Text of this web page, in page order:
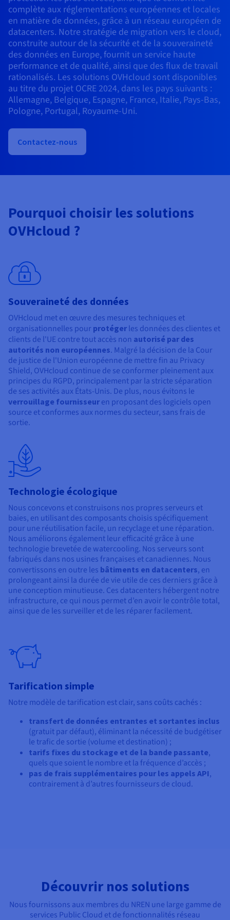
Tarifs
Disponibilités par régions
Documentation
Roadmap & Changelog
Roadmap & Changelog
Roadmap & Changelog
complète aux réglementations européennes et locales
en matière de données, grâce à un réseau européen de
datacenters. Notre stratégie de migration vers le cloud,
construite autour de la sécurité et de la souveraineté
des données en Europe, fournit un service haute
performance et de qualité, ainsi que des flux de travail
rationalisés. Les solutions OVHcloud sont disponibles
au titre du projet OCRE 2024, dans les pays suivants :
Allemagne, Belgique, Espagne, France, Italie, Pays-Bas,
Pologne, Portugal, Royaume-Uni.
Contactez-nous
Pourquoi choisir les solutions
OVHcloud ?
Souveraineté des données
OVHcloud met en œuvre des mesures techniques et
organisationnelles pour protéger les données des clientes et
clients de l'UE contre tout accès non autorisé par des
autorités non européennes. Malgré la décision de la Cour
de justice de l'Union européenne de mettre fin au Privacy
Shield, OVHcloud continue de se conformer pleinement aux
principes du RGPD, principalement par la stricte séparation
de ses activités aux États-Unis. De plus, nous évitons le
verrouillage fournisseur en proposant des logiciels open
source et conformes aux normes du secteur, sans frais de
sortie.
Technologie écologique
Nous concevons et construisons nos propres serveurs et
baies, en utilisant des composants choisis spécifiquement
pour une réutilisation facile, un recyclage et une réparation.
Nous améliorons également leur efficacité grâce à une
technologie brevetée de watercooling. Nos serveurs sont
fabriqués dans nos usines françaises et canadiennes. Nous
convertissons en outre les bâtiments en datacenters, en
prolongeant ainsi la durée de vie utile de ces derniers grâce à
une conception minutieuse. Ces datacenters hébergent notre
infrastructure, ce qui nous permet d’en avoir le contrôle total,
ainsi que de les surveiller et de les réparer facilement.
Tarification simple
Notre modèle de tarification est clair, sans coûts cachés :
transfert de données entrantes et sortantes inclus
(gratuit par défaut), éliminant la nécessité de budgétiser
le trafic de sortie (volume et destination) ;
tarifs fixes du stockage et de la bande passante,
quels que soient le nombre et la fréquence d’accès ;
pas de frais supplémentaires pour les appels API,
contrairement à d’autres fournisseurs de cloud.
Découvrir nos solutions
Nous fournissons aux membres du NREN une large gamme de
services Public Cloud et de fonctionnalités réseau